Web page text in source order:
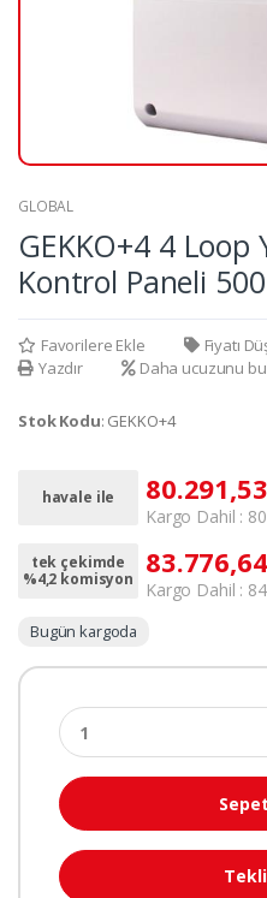
GLOBAL
GEKKO+4 4 Loop
Kontrol Paneli
Favorilere Ekle
Fiyatı
Yazdır
Daha ucuzunu
Stok Kodu: GEKKO+4
havale ile
Kargo Dahil :
tek çekimde
%4,2 komisyon
Kargo Dahil :
Bugün kargoda